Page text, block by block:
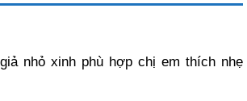
nhỏ xinh phù hợp chị em thích nhẹ